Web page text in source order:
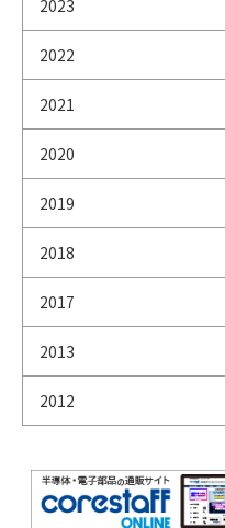
2023
2022
2021
2020
2019
2018
2017
2013
2012